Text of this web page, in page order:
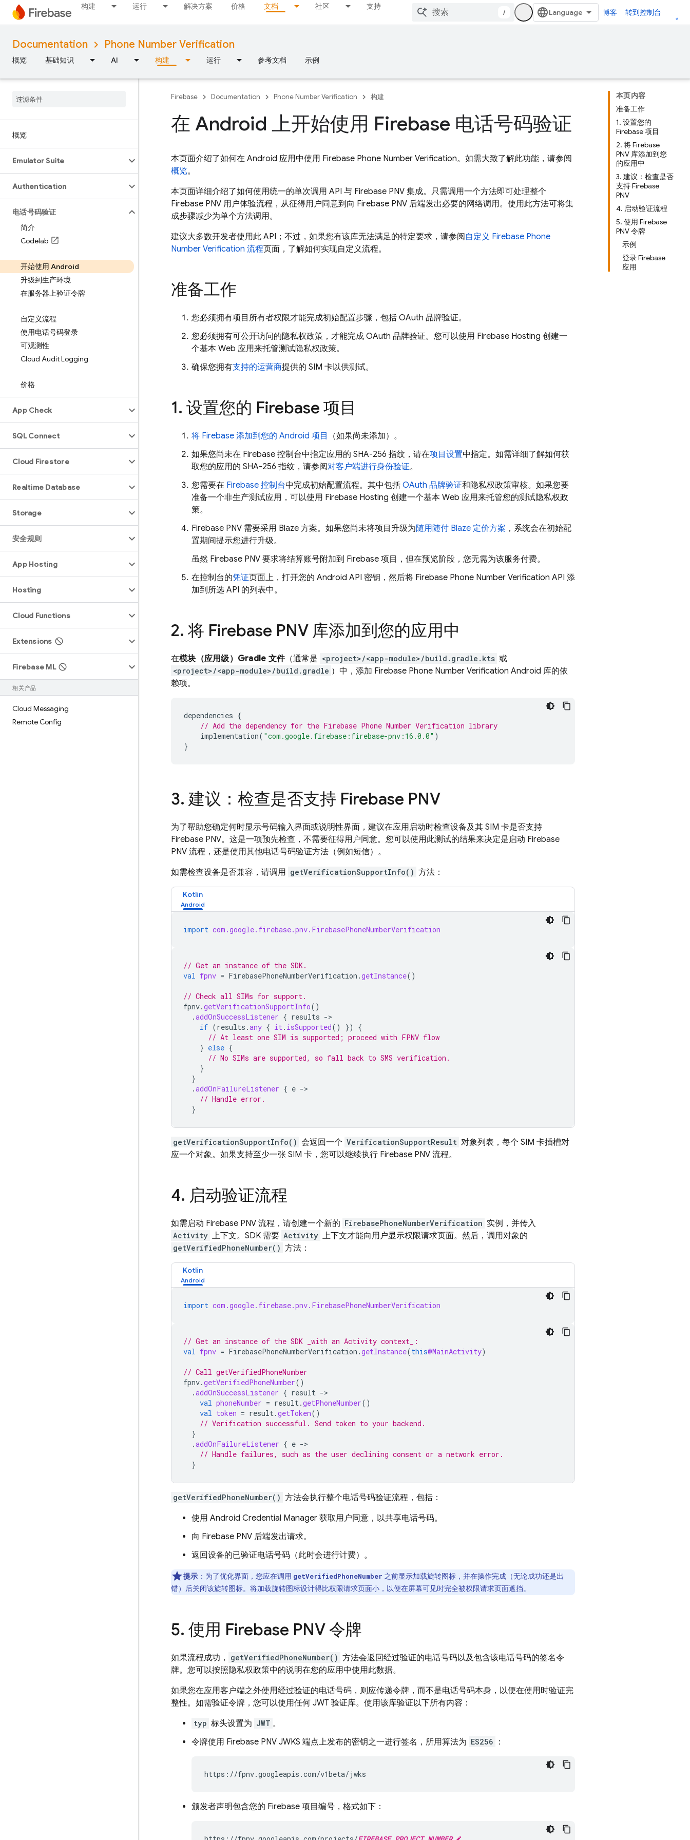
构建 运行 解决方案 价格 文档 社区 支持
/ 博客 转到控制台
Documentation Phone Number Verification
概览 基础知识 AI 构建 运行 参考文档 示例
概览
Emulator Suite
Authentication
电话号码验证
简介
Codelab
开始使用 Android
升级到生产环境
在服务器上验证令牌
自定义流程
使用电话号码登录
可观测性
Cloud Audit Logging
价格
App Check
SQL Connect
Cloud Firestore
Realtime Database
Storage
安全规则
App Hosting
Hosting
Cloud Functions
Extensions
Firebase ML
相关产品
Cloud Messaging
Remote Config
本页内容
准备工作
1. 设置您的
Firebase 项目
2. 将 Firebase
PNV 库添加到您
的应用中
3. 建议：检查是否
支持 Firebase
PNV
4. 启动验证流程
5. 使用 Firebase
PNV 令牌
示例
登录 Firebase
应用
Firebase Documentation Phone Number Verification 构建
在 Android 上开始使用 Firebase 电话号码验证
本页面介绍了如何在 Android 应用中使用 Firebase Phone Number Verification。如需大致了解此功能，请参阅
概览。
本页面详细介绍了如何使用统一的单次调用 API 与 Firebase PNV 集成。只需调用一个方法即可处理整个
Firebase PNV 用户体验流程，从征得用户同意到向 Firebase PNV 后端发出必要的网络调用。使用此方法可将集
成步骤减少为单个方法调用。
建议大多数开发者使用此 API；不过，如果您有该库无法满足的特定要求，请参阅 自定义 Firebase Phone
Number Verification 流程页面，了解如何实现自定义流程。
准备工作
您必须拥有项目所有者权限才能完成初始配置步骤，包括 OAuth 品牌验证。
您必须拥有可公开访问的隐私权政策，才能完成 OAuth 品牌验证。您可以使用 Firebase Hosting 创建一
个基本 Web 应用来托管测试隐私权政策。
确保您拥有支持的运营商提供的 SIM 卡以供测试。
1. 设置您的 Firebase 项目
将 Firebase 添加到您的 Android 项目
（如果尚未添加）。
如果您尚未在 Firebase 控制台中指定应用的 SHA-256 指纹，请在项目设置中指定。如需详细了解如何获
取您的应用的 SHA-256 指纹，请参阅对客户端进行身份验证。
您需要在 Firebase 控制台中完成初始配置流程。其中包括 OAuth 品牌验证和隐私权政策审核。如果您要
准备一个非生产测试应用，可以使用 Firebase Hosting 创建一个基本 Web 应用来托管您的测试隐私权政
策。
Firebase PNV 需要采用 Blaze 方案。如果您尚未将项目升级为随用随付 Blaze 定价方案 ，系统会在初始配
置期间提示您进行升级。
虽然 Firebase PNV 要求将结算账号附加到 Firebase 项目，但在预览阶段，您无需为该服务付费。
在控制台的凭证页面上，打开您的 Android API 密钥，然后将 Firebase Phone Number Verification API 添
加到所选 API 的列表中。
2. 将 Firebase PNV 库添加到您的应用中
在模块（应用级）Gradle 文件（通常是 <project>/<app-module>/build.gradle.kts 或
<project>/<app-module>/build.gradle ）中，添加 Firebase Phone Number Verification Android 库的依
赖项。
dependencies {
// Add the dependency for the Firebase Phone Number Verification library
implementation( "com.google.firebase:firebase-pnv:16.0.0" )
}
3. 建议：检查是否支持 Firebase PNV
为了帮助您确定何时显示号码输入界面或说明性界面，建议在应用启动时检查设备及其 SIM 卡是否支持
Firebase PNV。这是一项预先检查，不需要征得用户同意。您可以使用此测试的结果来决定是启动 Firebase
PNV 流程，还是使用其他电话号码验证方法（例如短信）。
如需检查设备是否兼容，请调用 getVerificationSupportInfo() 方法：
Kotlin
import com.google.firebase.pnv.FirebasePhoneNumberVerification
// Get an instance of the SDK.
val fpnv = FirebasePhoneNumberVerification .getInstance()
// Check all SIMs for support.
fpnv.getVerificationSupportInfo()
.addOnSuccessListener { results -
if (results .any { it. isSupported() })
{
// At least one SIM is supported; proceed with FPNV flow
} else {
// No SIMs are supported, so fall back to SMS verification.
}
}
.addOnFailureListener { e -
// Handle error.
}
getVerificationSupportInfo() 会返回一个 VerificationSupportResult 对象列表，每个 SIM 卡插槽对
应一个对象。如果支持至少一张 SIM 卡，您可以继续执行 Firebase PNV 流程。
4. 启动验证流程
如需启动 Firebase PNV 流程，请创建一个新的 FirebasePhoneNumberVerification 实例，并传入
Activity 上下文。SDK 需要 Activity 上下文才能向用户显示权限请求页面。然后，调用对象的
getVerifiedPhoneNumber() 方法：
Kotlin
import com.google.firebase.pnv.FirebasePhoneNumberVerification
// Get an instance of the SDK _with an Activity context_:
val fpnv = FirebasePhoneNumberVerification .getInstance(this@MainActivity)
// Call getVerifiedPhoneNumber
fpnv.getVerifiedPhoneNumber()
.addOnSuccessListener { result -
val phoneNumber = result.getPhoneNumber()
val token = result.getToken()
// Verification successful. Send token to your backend.
}
.addOnFailureListener { e -
// Handle failures, such as the user declining consent or a network error.
}
getVerifiedPhoneNumber() 方法会执行整个电话号码验证流程，包括：
使用 Android Credential Manager 获取用户同意，以共享电话号码。
向 Firebase PNV 后端发出请求。
返回设备的已验证电话号码（此时会进行计费）。
提示 ： 为了优化界面，您应在调用 getVerifiedPhoneNumber 之前显示加载旋转图标，并在操作完成（无论成功还是出
错）后关闭该旋转图标。将加载旋转图标设计得比权限请求页面小，以便在屏幕可见时完全被权限请求页面遮挡。
5. 使用 Firebase PNV 令牌
如果流程成功， getVerifiedPhoneNumber() 方法会返回经过验证的电话号码以及包含该电话号码的签名令
牌。您可以按照隐私权政策中的说明在您的应用中使用此数据。
如果您在应用客户端之外使用经过验证的电话号码，则应传递令牌，而不是电话号码本身，以便在使用时验证完
整性。如需验证令牌，您可以使用任何 JWT 验证库。使用该库验证以下所有内容：
typ 标头设置为 JWT 。
令牌使用 Firebase PNV JWKS 端点上发布的密钥之一进行签名，所用算法为 ES256 ：
颁发者声明包含您的 Firebase 项目编号，格式如下：